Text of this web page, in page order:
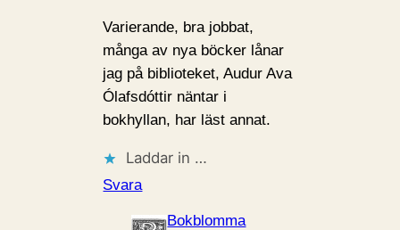
Varierande, bra jobbat,
många av nya böcker lånar
jag på biblioteket, Audur Ava
Ólafsdóttir näntar i
bokhyllan, har läst annat.
Laddar in …
Svara
Bokblomma